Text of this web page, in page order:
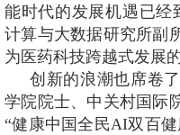
能时代的发展机遇已经
计算与大数据研究所副
为医药科技跨越式发展
创新的浪潮也席卷
学院院士、中关村国际
“健康中国全民AI双百